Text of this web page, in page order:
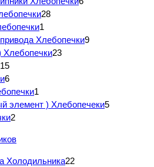
28
1
Хлебопечки9
Хлебопечки23
15
6
1
элемент ) Хлебопечеки5
2
Холодильника22